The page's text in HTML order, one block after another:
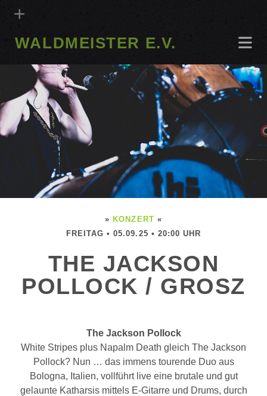
WALDMEISTER E.V.
» KONZERT «
FREITAG • 05.09.25 • 20:00 UHR
THE JACKSON
POLLOCK / GROSZ
The Jackson Pollock
White Stripes plus Napalm Death gleich The Jackson
Pollock? Nun … das immens tourende Duo aus
Bologna, Italien, vollführt live eine brutale und gut
gelaunte Katharsis mittels E-Gitarre und Drums, durch